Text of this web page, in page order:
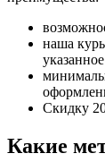
наша
Скидку
Какие